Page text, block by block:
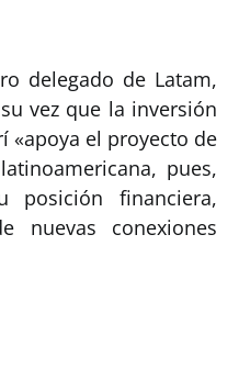
delegado de Latam,
vez que la inversión
«apoya el proyecto de
pues,
posición financiera,
nuevas conexiones